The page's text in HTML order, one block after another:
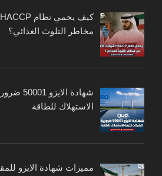
مخاطر التلوث الغذائي؟
شهادة
الاستهلاك للطاقة
مميزات شهادة الايزو